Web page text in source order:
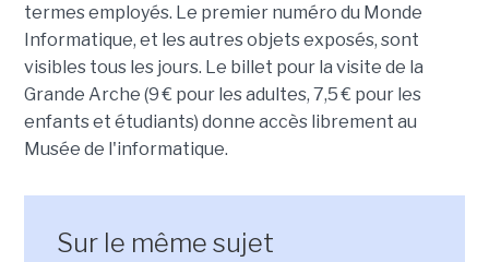
termes employés. Le premier numéro du Monde
Informatique, et les autres objets exposés, sont
visibles tous les jours. Le billet pour la visite de la
Grande Arche (9 € pour les adultes, 7,5 € pour les
enfants et étudiants) donne accès librement au
Musée de l'informatique.
Sur le même sujet